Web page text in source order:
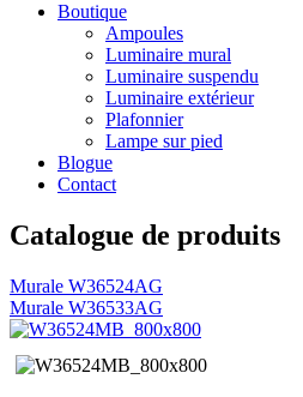
Boutique
Ampoules
Luminaire mural
Luminaire suspendu
Luminaire extérieur
Plafonnier
Lampe sur pied
Blogue
Contact
Catalogue de produits
Navigation
de
l'article
Murale W36524AG
Murale W36533AG